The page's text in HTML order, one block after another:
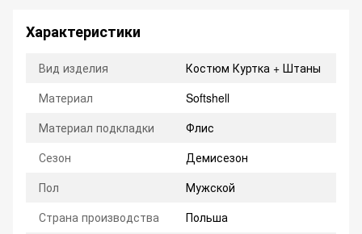
Характеристики
Вид изделия
Костюм Куртка + Штаны
Материал
Softshell
Материал подкладки
Флис
Сезон
Демисезон
Пол
Мужской
Страна производства
Польша